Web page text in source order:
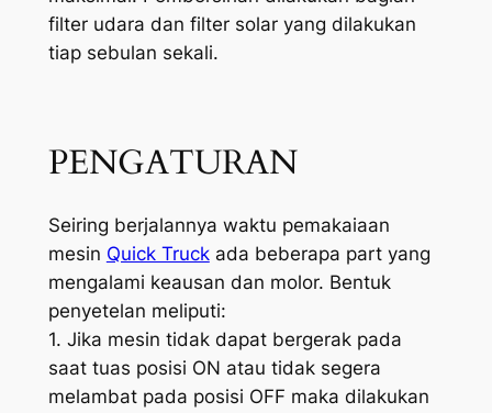
filter udara dan filter solar yang dilakukan
tiap sebulan sekali.
PENGATURAN
Seiring berjalannya waktu pemakaiaan
mesin Quick Truckada beberapa part yang
mengalami keausan dan molor. Bentuk
penyetelan meliputi:
1. Jika mesin tidak dapat bergerak pada
saat tuas posisi ON atau tidak segera
melambat pada posisi OFF maka dilakukan